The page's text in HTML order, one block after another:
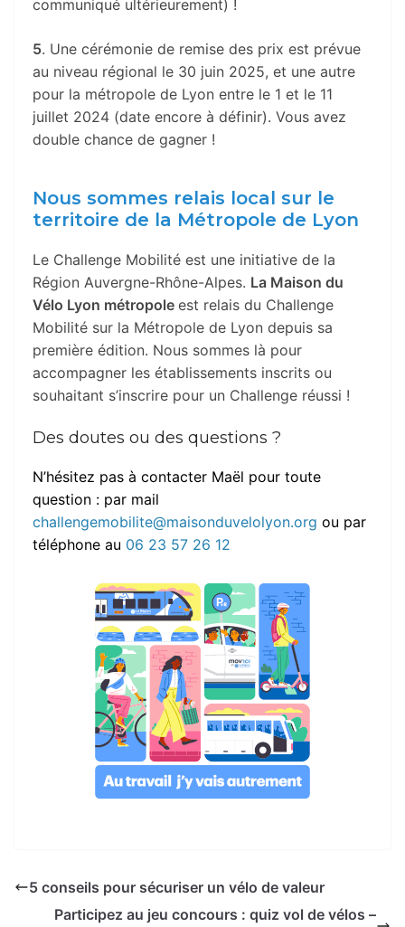
communiqué ultérieurement) !
5. Une cérémonie de remise des prix est prévue
au niveau régional le 30 juin 2025, et une autre
pour la métropole de Lyon entre le 1 et le 11
juillet 2024 (date encore à définir). Vous avez
double chance de gagner !
Nous sommes relais local sur le
territoire de la Métropole de Lyon
Le Challenge Mobilité est une initiative de la
Région Auvergne-Rhône-Alpes. La Maison du
Vélo Lyon métropole est relais du Challenge
Mobilité sur la Métropole de Lyon depuis sa
première édition. Nous sommes là pour
accompagner les établissements inscrits ou
souhaitant s’inscrire pour un Challenge réussi !
Des doutes ou des questions ?
N’hésitez pas à contacter Maël pour toute
question : par mail
challengemobilite@maisonduvelolyon.org ou par
téléphone au 06 23 57 26 12
5 conseils pour sécuriser un vélo de valeur
Participez au jeu concours : quiz vol de vélos –